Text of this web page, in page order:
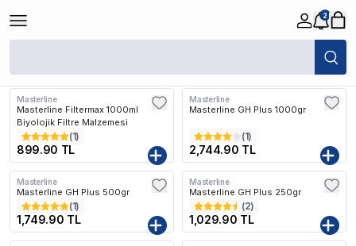
2
/
Masterline
Masterline Filtermax 1000ml
Biyolojik Filtre Malzemesi
(1)
899.90 TL
Masterline
Masterline GH Plus 1000gr
(1)
2,744.90 TL
Masterline
Masterline GH Plus 500gr
(1)
1,749.90 TL
Masterline
Masterline GH Plus 250gr
(2)
1,029.90 TL